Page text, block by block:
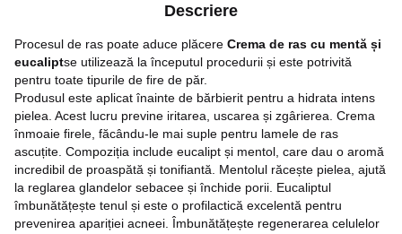
Descriere
Procesul de ras poate aduce plăcere Crema de ras cu mentă și
eucaliptse utilizează la începutul procedurii și este potrivită
pentru toate tipurile de fire de păr.
Produsul este aplicat înainte de bărbierit pentru a hidrata intens
pielea. Acest lucru previne iritarea, uscarea și zgârierea. Crema
înmoaie firele, făcându-le mai suple pentru lamele de ras
ascuțite. Compoziția include eucalipt și mentol, care dau o aromă
incredibil de proaspătă și tonifiantă. Mentolul răcește pielea, ajută
la reglarea glandelor sebacee și închide porii. Eucaliptul
îmbunătățește tenul și este o profilactică excelentă pentru
prevenirea apariției acneei. Îmbunătățește regenerarea celulelor